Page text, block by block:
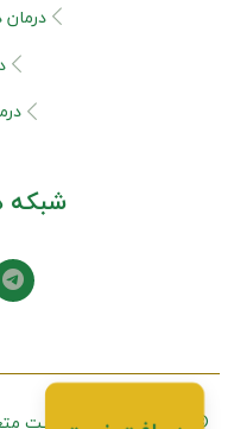
شبکه
© تمامی حقوق این سایت